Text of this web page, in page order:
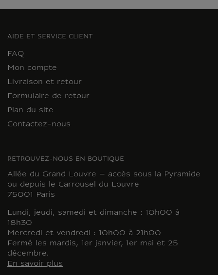
AIDE ET SERVICE CLIENT
FAQ
Mon compte
Livraison et retour
Formulaire de retour
Plan du site
Contactez-nous
RETROUVEZ-NOUS EN BOUTIQUE
Allée du Grand Louvre – accès sous la Pyramide
ou depuis le Carrousel du Louvre
75001 Paris
Lundi, jeudi, samedi et dimanche : 10h00 à
18h30
Mercredi et vendredi : 10h00 à 21h00
Fermé les mardis, 1er janvier, 1er mai et 25
décembre.
En savoir plus